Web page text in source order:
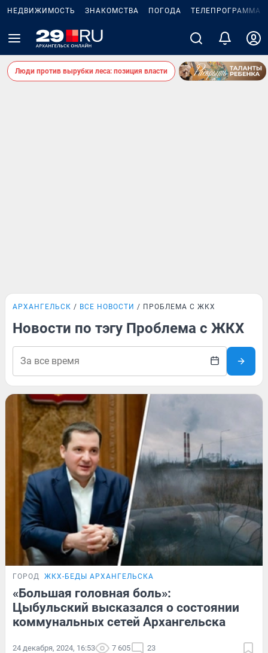
НЕДВИЖИМОСТЬ ЗНАКОМСТВА ПОГОДА ТЕЛЕПРОГРАММА
Люди против вырубки леса: позиция власти
АРХАНГЕЛЬСК ВСЕ НОВОСТИ ПРОБЛЕМА С ЖКХ
Новости по тэгу Проблема с ЖКХ
ГОРОД ЖКХ-БЕДЫ АРХАНГЕЛЬСКА
«Большая головная боль»:
Цыбульский высказался о состоянии
коммунальных сетей Архангельска
24 декабря, 2024, 16:53 7 605 23